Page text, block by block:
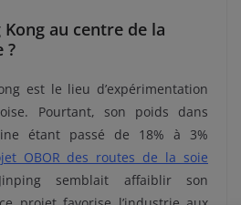
au centre de la
?
est le lieu d’expérimentation
Pourtant, son poids dans
étant passé de 18% à 3%
OBOR des routes de la soie
semblait affaiblir son